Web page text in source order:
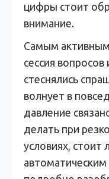
цифры стоит
внимание.
Самым активным
сессия
стеснялись
волнует в
давление
делать при
условиях, стоит